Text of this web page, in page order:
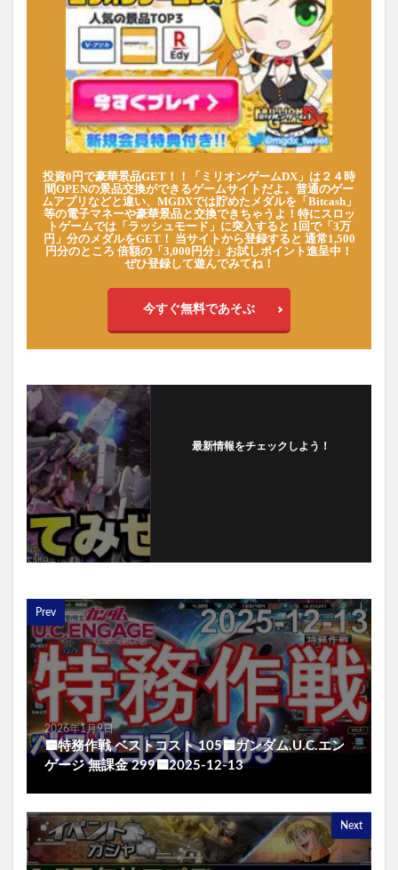
投資0円で豪華景品GET！！「ミリオンゲームDX」は２４時
間OPENの景品交換ができるゲームサイトだよ。普通のゲー
ムアプリなどと違い、MGDXでは貯めたメダルを「Bitcash」
等の電子マネーや豪華景品と交換できちゃうよ！特にスロッ
トゲームでは「ラッシュモード」に突入すると 1回で「3万
円」分のメダルをGET！ 当サイトから登録すると 通常1,500
円分のところ 倍額の「3,000円分」お試しポイント進呈中！
ぜひ登録して遊んでみてね！
今すぐ無料であそぶ
最新情報をチェックしよう！
Prev
2026年1月9日
🟦特務作戦 ベストコスト 105🟦ガンダム.U.C.エン
ゲージ 無課金 299🟦2025-12-13
Next